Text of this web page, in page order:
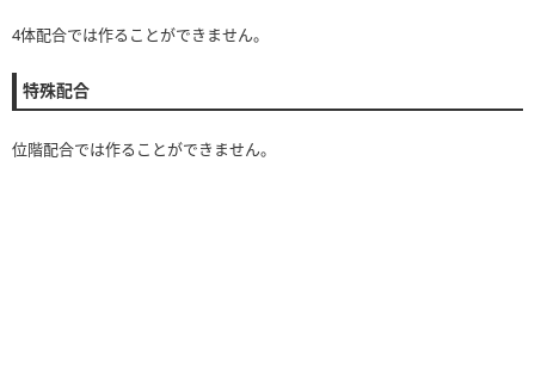
4体配合では作ることができません。
特殊配合
位階配合では作ることができません。